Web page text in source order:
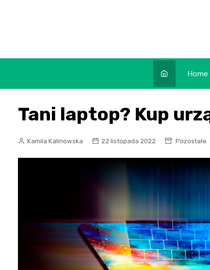
Home
Tani laptop? Kup
Kamila Kalinowska 22 listopada 2022 Pozostałe